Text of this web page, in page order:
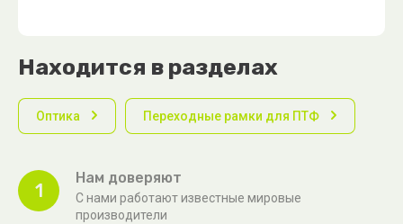
Находится в разделах
Оптика Переходные рамки для ПТФ
1
Нам доверяют
С нами работают известные мировые
производители